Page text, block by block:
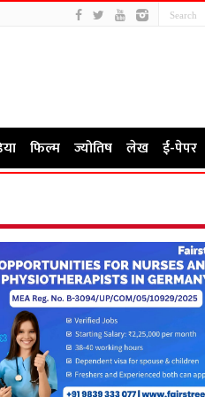
फिल्म ज्योतिष लेख ई-पेपर